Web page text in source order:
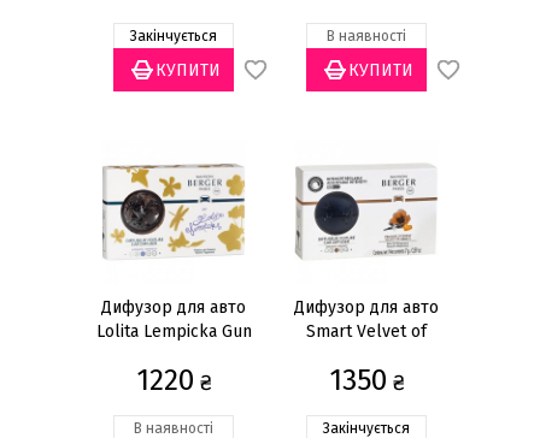
Закінчується В наявності
Дифузор для авто
Lolita Lempicka Gun
1220 ₴
В наявності
Дифузор для авто
Smart Velvet of
1350 ₴
Закінчується